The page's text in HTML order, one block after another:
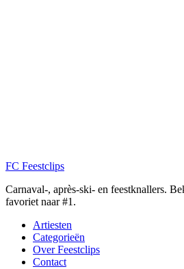
FC Feestclips
Carnaval-, après-ski- en feestknallers.
favoriet naar #1.
Artiesten
Categorieën
Over Feestclips
Contact